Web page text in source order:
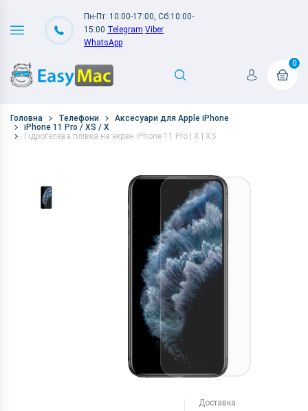
Пн-Пт: 10:00-17:00, Сб:10:00-
15:00 Telegram Viber
WhatsApp
0
Головна Телефони
Аксесуари для Apple iPhone
iPhone 11 Pro / XS / X
Гідрогелева плівка на екран iPhone 11 Pro | X | XS
Доставка